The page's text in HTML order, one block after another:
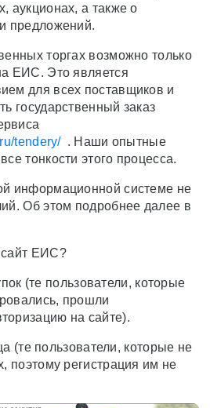
аукционах, а также о
предложений.
торгах возможно только
ЕИС. Это является
для всех поставщиков и
государственный заказ
tendery/ . Наши опытные
тонкости этого процесса.
информационной системе не
Об этом подробнее далее в
сайт ЕИС?
(те пользователи, которые
прошли
на сайте).
пользователи, которые не
поэтому регистрация им не